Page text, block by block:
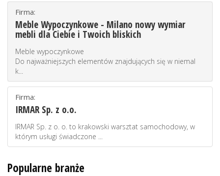
Firma:
Meble Wypoczynkowe - Milano nowy wymiar
mebli dla Ciebie i Twoich bliskich
Meble wypoczynkowe
Do najważniejszych elementów znajdujących się w niemal
k...
Firma:
IRMAR Sp. z o.o.
IRMAR Sp. z o. o. to krakowski warsztat samochodowy, w
którym usługi świadczone ...
Popularne branże